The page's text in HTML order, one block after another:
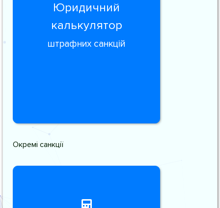
Юридичний
калькулятор
штрафних санкцій
Окремі санкції